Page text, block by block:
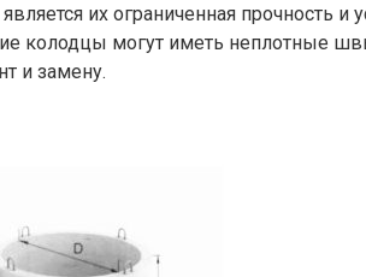
их ограниченная прочность
колодцы могут иметь неплотные
и замену.